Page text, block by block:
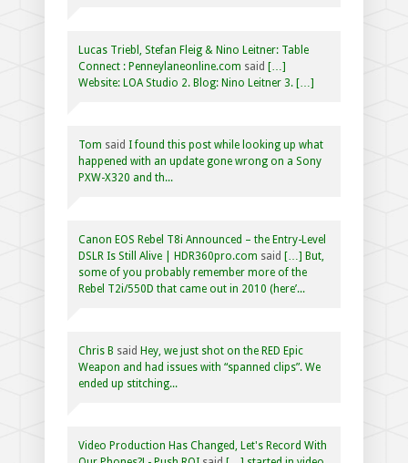
Lucas Triebl, Stefan Fleig & Nino Leitner: Table
Connect : Penneylaneonline.com said […]
Website: LOA Studio 2. Blog: Nino Leitner 3. […]
Tom said I found this post while looking up what
happened with an update gone wrong on a Sony
PXW-X320 and th...
Canon EOS Rebel T8i Announced – the Entry-Level
DSLR Is Still Alive | HDR360pro.com said […] But,
some of you probably remember more of the
Rebel T2i/550D that came out in 2010 (here’...
Chris B said Hey, we just shot on the RED Epic
Weapon and had issues with “spanned clips”. We
ended up stitching...
Video Production Has Changed, Let's Record With